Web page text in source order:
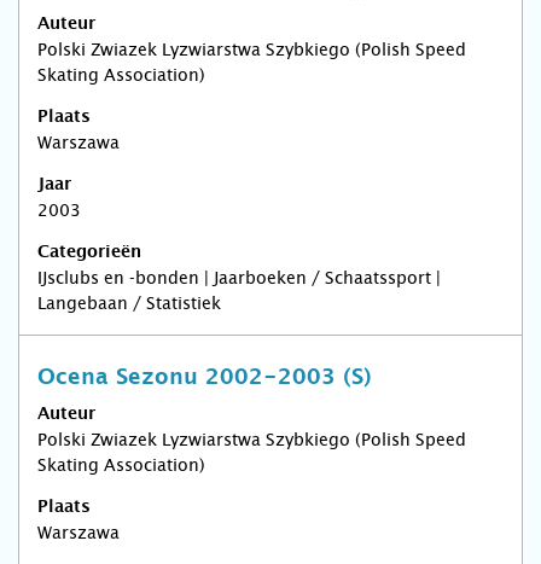
Auteur
Polski Zwiazek Lyzwiarstwa Szybkiego (Polish Speed
Skating Association)
Plaats
Warszawa
Jaar
2003
Categorieën
IJsclubs en -bonden | Jaarboeken / Schaatssport |
Langebaan / Statistiek
Ocena Sezonu 2002-2003 (S)
Auteur
Polski Zwiazek Lyzwiarstwa Szybkiego (Polish Speed
Skating Association)
Plaats
Warszawa